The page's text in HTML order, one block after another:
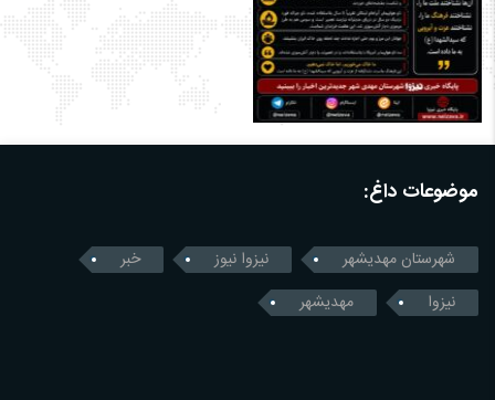
موضوعات داغ:
شهرستان مهدیشهر نیزوا نیوز
خبر
نیزوا
مهدیشهر